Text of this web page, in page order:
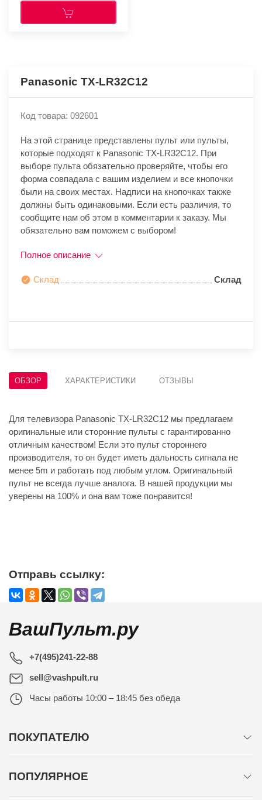
Panasonic TX-LR32C12
Код товара: 092601
На этой странице представлены пульт или пульты,
которые подходят к Panasonic TX-LR32C12. При
выборе пульта обязательно проверяйте, чтобы его
форма совпадала с вашим изделием и все кнопочки
были на своих местах. Надписи на кнопочках также
должны быть одинаковыми. Если есть различия, то
сообщите нам об этом в комментарии к заказу. Мы
обязательно вам поможем с выбором!
Полное описание
Склад Склад
ОБЗОР ХАРАКТЕРИСТИКИ ОТЗЫВЫ
Для телевизора Panasonic TX-LR32C12 мы предлагаем
оригинальные или сторонние пульты с гарантированно
отличным качеством! Если это пульт стороннего
производителя, то он будет иметь дальность сигнала не
менее 5m и работать под любым углом. Оригинальный
пульт не всегда лучше аналога. В нашей продукции мы
уверены на 100% и она вам тоже понравится!
Отправь ссылку:
ВашПульт.ру
+7(495)241-22-88
sell@vashpult.ru
Часы работы 10:00 – 18:45 без обеда
ПОКУПАТЕЛЮ
ПОПУЛЯРНОЕ